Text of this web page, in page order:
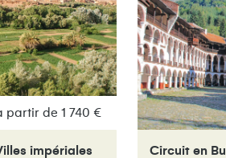
partir de 1 740 €
impériales
Circuit en